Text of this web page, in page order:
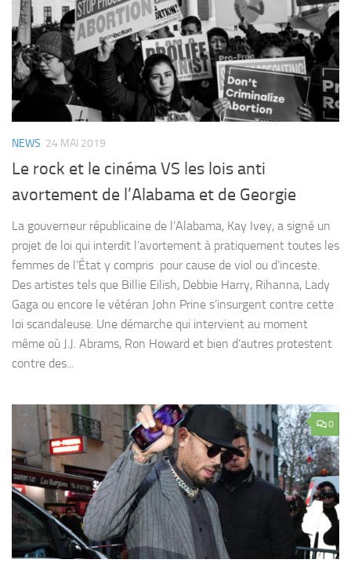
NEWS 24 MAI 2019
Le rock et le cinéma VS les lois anti
avortement de l’Alabama et de Georgie
La gouverneur républicaine de l’Alabama, Kay Ivey, a signé un
projet de loi qui interdit l’avortement à pratiquement toutes les
femmes de l’État y compris pour cause de viol ou d’inceste.
Des artistes tels que Billie Eilish, Debbie Harry, Rihanna, Lady
Gaga ou encore le vétéran John Prine s’insurgent contre cette
loi scandaleuse. Une démarche qui intervient au moment
même où J.J. Abrams, Ron Howard et bien d’autres protestent
contre des...
0